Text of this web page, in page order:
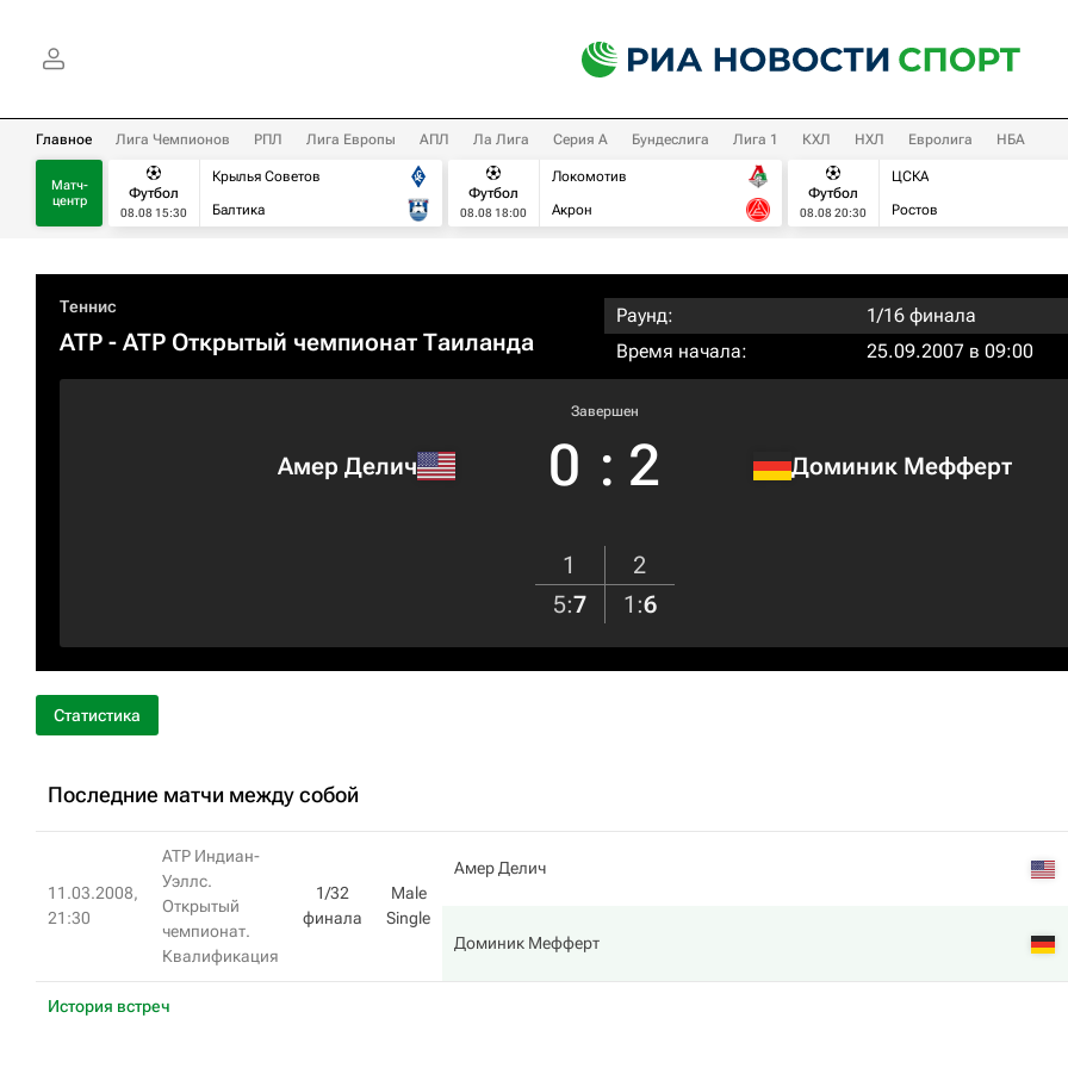
Главное Лига Чемпионов РПЛ Лига Европы АПЛ Ла Лига Серия А Бундеслига Лига 1 КХЛ НХЛ Евролига НБА
Матч-
центр
Футбол
08.08 15:30
Крылья Советов
Балтика
Футбол
08.08 18:00
Локомотив
Акрон
Футбол
08.08 20:30
ЦСКА
Ростов
Теннис
ATP - ATP Открытый чемпионат Таиланда
Раунд:
1/16 финала
Время начала:
25.09.2007 в 09:00
Амер Делич
Завершен
0 : 2 Доминик Мефферт
1
2
5:7 1 :6
Статистика
Последние матчи между собой
11.03.2008,
21:30
ATP Индиан-
Уэллс.
Открытый
чемпионат.
Квалификация
1/32
финала
Male
Single
Амер Делич
Доминик Мефферт
История встреч